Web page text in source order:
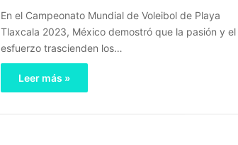
En el Campeonato Mundial de Voleibol de Playa
Tlaxcala 2023, México demostró que la pasión y el
esfuerzo trascienden los…
Leer más »